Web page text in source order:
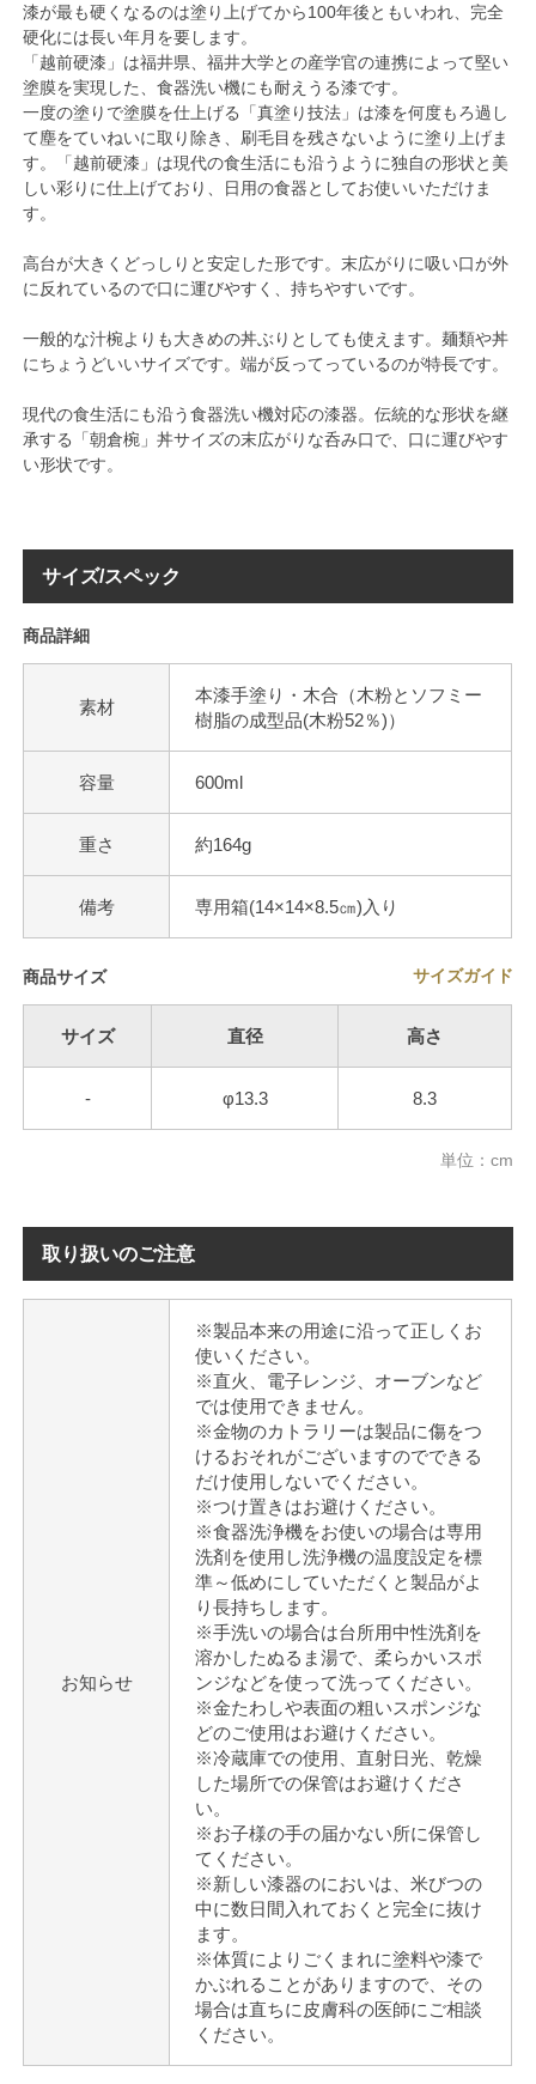
漆が最も硬くなるのは塗り上げてから100年後ともいわれ、完全
硬化には長い年月を要します。
「越前硬漆」は福井県、福井大学との産学官の連携によって堅い
塗膜を実現した、食器洗い機にも耐えうる漆です。
一度の塗りで塗膜を仕上げる「真塗り技法」は漆を何度もろ過し
て塵をていねいに取り除き、刷毛目を残さないように塗り上げま
す。「越前硬漆」は現代の食生活にも沿うように独自の形状と美
しい彩りに仕上げており、日用の食器としてお使いいただけま
す。
高台が大きくどっしりと安定した形です。末広がりに吸い口が外
に反れているので口に運びやすく、持ちやすいです。
一般的な汁椀よりも大きめの丼ぶりとしても使えます。麺類や丼
にちょうどいいサイズです。端が反ってっているのが特長です。
現代の食生活にも沿う食器洗い機対応の漆器。伝統的な形状を継
承する「朝倉椀」丼サイズの末広がりな呑み口で、口に運びやす
い形状です。
サイズ/スペック
商品詳細
素材
本漆手塗り・木合（木粉とソフミー
樹脂の成型品(木粉52％)）
容量 600ml
重さ 約164g
備考 専用箱(14×14×8.5㎝)入り
商品サイズ サイズガイド
サイズ 直径 高さ
- φ13.3 8.3
単位：cm
取り扱いのご注意
お知らせ
※製品本来の用途に沿って正しくお
使いください。
※直火、電子レンジ、オーブンなど
では使用できません。
※金物のカトラリーは製品に傷をつ
けるおそれがございますのでできる
だけ使用しないでください。
※つけ置きはお避けください。
※食器洗浄機をお使いの場合は専用
洗剤を使用し洗浄機の温度設定を標
準～低めにしていただくと製品がよ
り長持ちします。
※手洗いの場合は台所用中性洗剤を
溶かしたぬるま湯で、柔らかいスポ
ンジなどを使って洗ってください。
※金たわしや表面の粗いスポンジな
どのご使用はお避けください。
※冷蔵庫での使用、直射日光、乾燥
した場所での保管はお避けくださ
い。
※お子様の手の届かない所に保管し
てください。
※新しい漆器のにおいは、米びつの
中に数日間入れておくと完全に抜け
ます。
※体質によりごくまれに塗料や漆で
かぶれることがありますので、その
場合は直ちに皮膚科の医師にご相談
ください。